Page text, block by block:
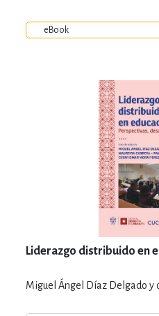
eBook
Liderazgo distribuido en
Miguel Ángel Díaz Delgado y